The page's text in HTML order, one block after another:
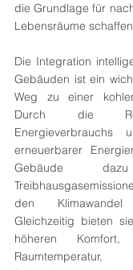
die Grundlage für
Lebensräume
Die Integration
Gebäuden ist ein
Weg zu einer
Durch die
Energieverbrauchs
erneuerbarer
Gebäude
den
Gleichzeitig bieten
höheren